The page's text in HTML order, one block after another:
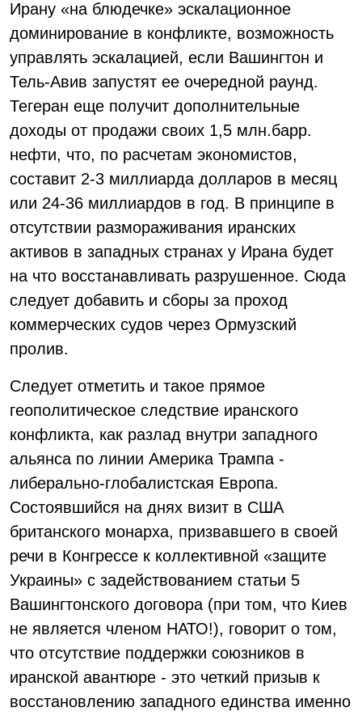
Ирану «на блюдечке» эскалационное
доминирование в конфликте, возможность
управлять эскалацией, если Вашингтон и
Тель-Авив запустят ее очередной раунд.
Тегеран еще получит дополнительные
доходы от продажи своих 1,5 млн.барр.
нефти, что, по расчетам экономистов,
составит 2-3 миллиарда долларов в месяц
или 24-36 миллиардов в год. В принципе в
отсутствии размораживания иранских
активов в западных странах у Ирана будет
на что восстанавливать разрушенное. Сюда
следует добавить и сборы за проход
коммерческих судов через Ормузский
пролив.
Следует отметить и такое прямое
геополитическое следствие иранского
конфликта, как разлад внутри западного
альянса по линии Америка Трампа -
либерально-глобалистская Европа.
Состоявшийся на днях визит в США
британского монарха, призвавшего в своей
речи в Конгрессе к коллективной «защите
Украины» с задействованием статьи 5
Вашингтонского договора (при том, что Киев
не является членом НАТО!), говорит о том,
что отсутствие поддержки союзников в
иранской авантюре - это четкий призыв к
восстановлению западного единства именно